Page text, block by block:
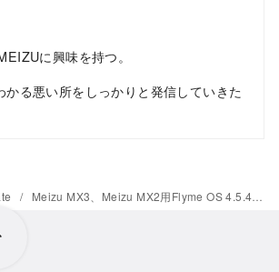
に興味を持つ。
かる悪い所をしっかりと発信していきた
Meizu MX3、Meizu MX2用Flyme OS 4.5.4がリリース